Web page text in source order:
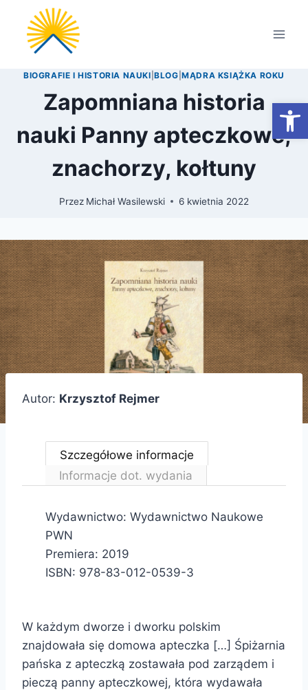
Przejdź
treści
BIOGRAFIE I HISTORIA NAUKI |BLOG |MĄDRA KSIĄŻKA ROKU
Zapomniana historia
nauki Panny apteczkowe,
znachorzy, kołtuny
Przez Michał Wasilewski 6 kwietnia 2022
Autor: Krzysztof Rejmer
Szczegółowe informacje
Informacje dot. wydania
Wydawnictwo: Wydawnictwo Naukowe
PWN
Premiera: 2019
ISBN: 978-83-012-0539-3
W każdym dworze i dworku polskim
znajdowała się domowa apteczka […] Śpiżarnia
pańska z apteczką zostawała pod zarządem i
pieczą panny apteczkowej, która wydawała